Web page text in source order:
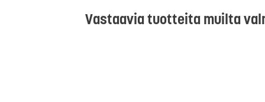
Vastaavia tuotteita muilta